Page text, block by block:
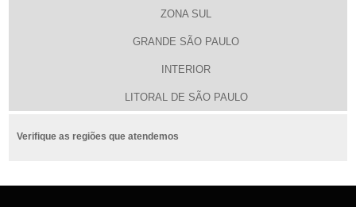
ZONA SUL
GRANDE SÃO PAULO
INTERIOR
LITORAL DE SÃO PAULO
Verifique as regiões que atendemos